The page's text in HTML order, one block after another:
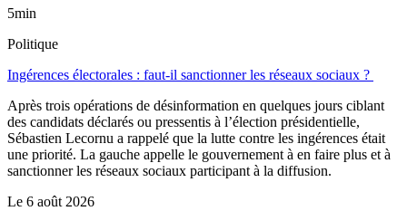
5min
Politique
Ingérences électorales : faut-il sanctionner les réseaux sociaux ?
Après trois opérations de désinformation en quelques jours ciblant
des candidats déclarés ou pressentis à l’élection présidentielle,
Sébastien Lecornu a rappelé que la lutte contre les ingérences était
une priorité. La gauche appelle le gouvernement à en faire plus et à
sanctionner les réseaux sociaux participant à la diffusion.
Le 6 août 2026